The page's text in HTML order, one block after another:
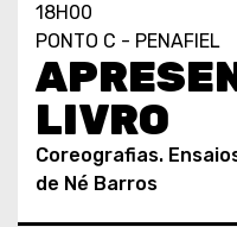
18H00
PONTO C - PENAFIEL
LIVRO
Coreografias.
de Né Barros